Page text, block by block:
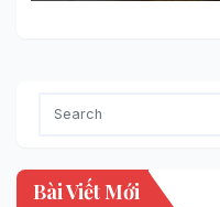
Bài Viết Mới